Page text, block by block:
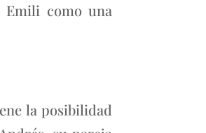
Emili como una
la posibilidad